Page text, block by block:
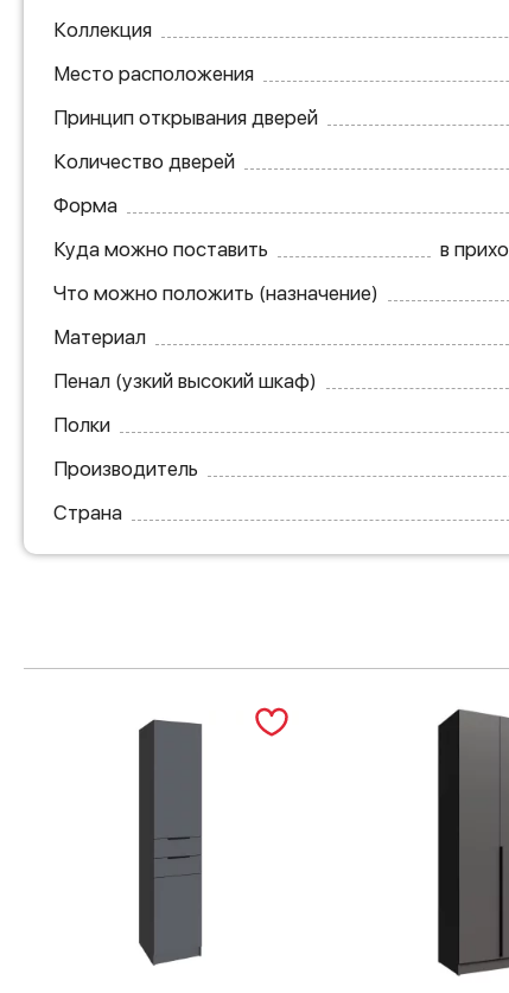
Коллекция
Место расположения
Принцип открывания дверей
Количество дверей
Форма
Куда можно поставить
в
Что можно положить (назначение)
Материал
Пенал (узкий высокий шкаф)
Полки
Производитель
Страна